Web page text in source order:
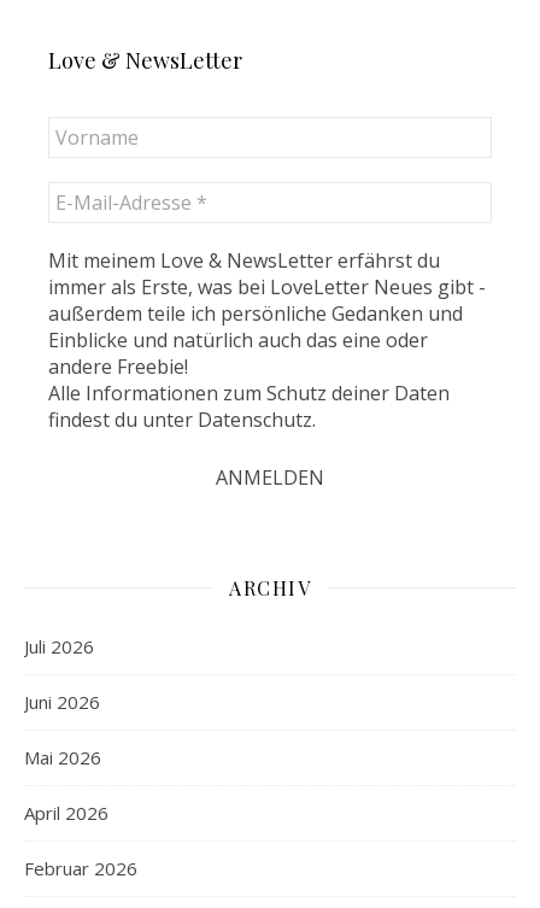
Love & NewsLetter
Mit meinem Love & NewsLetter erfährst du
immer als Erste, was bei LoveLetter Neues gibt -
außerdem teile ich persönliche Gedanken und
Einblicke und natürlich auch das eine oder
andere Freebie!
Alle Informationen zum Schutz deiner Daten
findest du unter Datenschutz.
ARCHIV
Juli 2026
Juni 2026
Mai 2026
April 2026
Februar 2026